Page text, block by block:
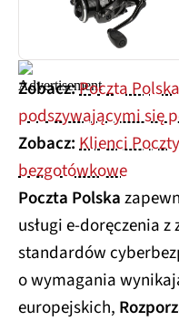
Zobacz:Poczta
podszywającymi się
Zobacz:Klienci
bezgotówkowe
Poczta Polska
usługi e-doręczenia
standardów
o wymagania
europejskich,